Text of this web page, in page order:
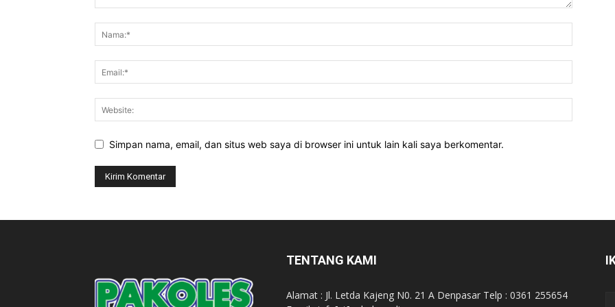
Simpan nama, email, dan situs web saya di browser ini untuk lain kali saya berkomentar.
TENTANG KAMI
Alamat : Jl. Letda Kajeng N0. 21 A Denpasar Telp : 0361 255654